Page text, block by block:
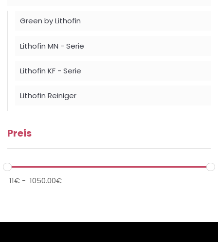
Green by Lithofin
Lithofin MN - Serie
Lithofin KF - Serie
Lithofin Reiniger
Preis
handle
€
11 - €
1050.00